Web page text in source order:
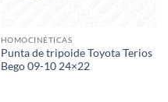
HOMOCINÉTICAS
Punta de tripoide Toyota Terios
Bego 09-10 24×22